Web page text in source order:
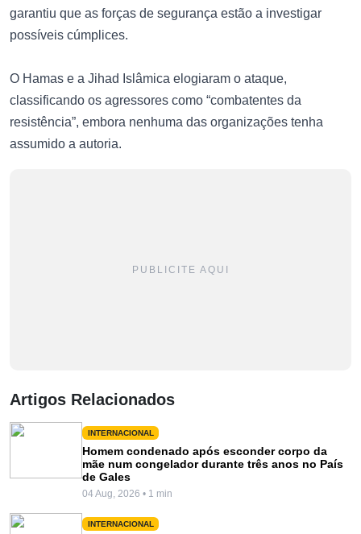
garantiu que as forças de segurança estão a investigar
possíveis cúmplices.
O Hamas e a Jihad Islâmica elogiaram o ataque,
classificando os agressores como “combatentes da
resistência”, embora nenhuma das organizações tenha
assumido a autoria.
PUBLICITE AQUI
Artigos Relacionados
INTERNACIONAL
Homem condenado após esconder corpo da
mãe num congelador durante três anos no País
de Gales
04 Aug, 2026 • 1 min
INTERNACIONAL